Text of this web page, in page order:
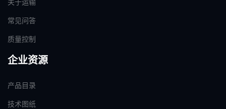
关于运输
常见问答
质量控制
企业资源
产品目录
技术图纸